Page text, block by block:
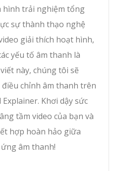
hình trải nghiệm tổng
sự thành thạo nghệ
giải thích hoạt hình,
yếu tố âm thanh là
này, chúng tôi sẽ
điều chỉnh âm thanh trên
Khơi dậy sức
tầm video của bạn và
hợp hoàn hảo giữa
âm thanh!